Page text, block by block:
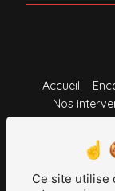
Accueil
Nos
Loisirs
Support
Ce site utilise